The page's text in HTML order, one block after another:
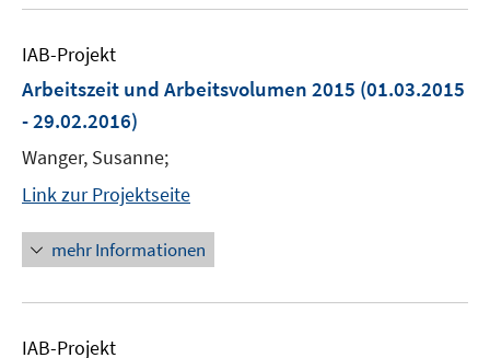
IAB-Projekt
Arbeitszeit und Arbeitsvolumen 2015 (01.03.2015
- 29.02.2016)
Wanger, Susanne;
Link zur Projektseite
mehr Informationen
IAB-Projekt